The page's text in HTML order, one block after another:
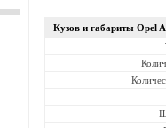
Кузов и габариты Opel